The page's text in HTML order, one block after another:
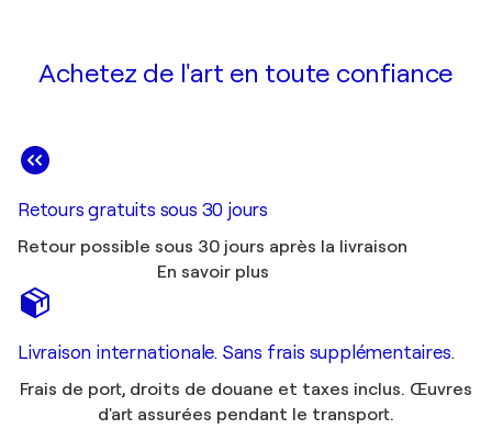
Achetez de l'art en toute confiance
Retours gratuits sous 30 jours
Retour possible sous 30 jours après la livraison
En savoir plus
Livraison internationale. Sans frais supplémentaires.
Frais de port, droits de douane et taxes inclus. Œuvres
d'art assurées pendant le transport.